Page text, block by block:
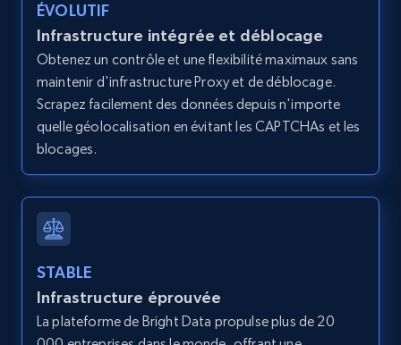
Zillow properties listing information -
Search by parameters on zillow and use the
direct link as input
Zpid, City, State, HomeStatus, Address,
IsListingClaimedByCurrentSignedInUser,
IsCurrentSignedInAgentResponsible, Bedrooms,
and more.
LinkedIn posts
URL, ID, User id, Use url, Title, Headline, Post
ÉVOLUTIF
Infrastructure intégrée et déblocage
Obtenez un contrôle et une flexibilité maximaux sans
maintenir d'infrastructure Proxy et de déblocage.
Scrapez facilement des données depuis n'importe
quelle géolocalisation en évitant les CAPTCHAs et les
blocages.
STABLE
Infrastructure éprouvée
La plateforme de Bright Data propulse plus de 20